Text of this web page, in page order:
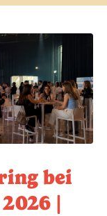
bei
|